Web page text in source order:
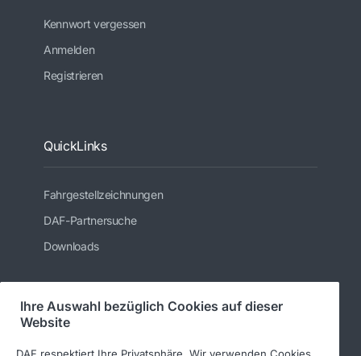
Kennwort vergessen
Anmelden
Registrieren
QuickLinks
Fahrgestellzeichnungen
DAF-Partnersuche
Downloads
Folgen Sie uns
Ihre Auswahl bezüglich Cookies auf dieser
Website